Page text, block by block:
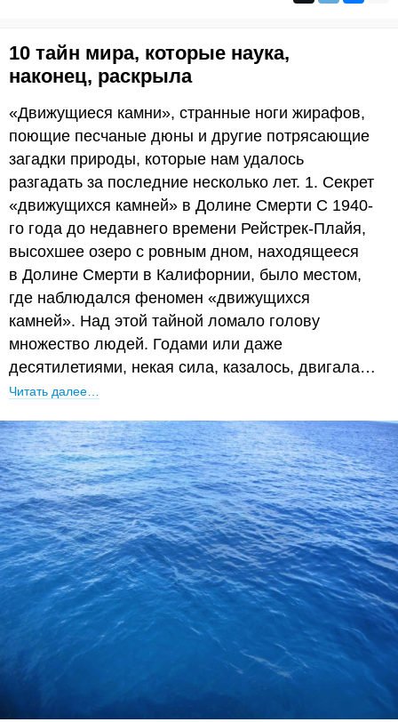
10 тайн мира, которые наука,
наконец, раскрыла
«Движущиеся камни», странные ноги жирафов,
поющие песчаные дюны и другие потрясающие
загадки природы, которые нам удалось
разгадать за последние несколько лет. 1. Секрет
«движущихся камней» в Долине Смерти С 1940-
го года до недавнего времени Рейстрек-Плайя,
высохшее озеро с ровным дном, находящееся
в Долине Смерти в Калифорнии, было местом,
где наблюдался феномен «движущихся
камней». Над этой тайной ломало голову
множество людей. Годами или даже
десятилетиями, некая сила, казалось, двигала…
Читать далее…